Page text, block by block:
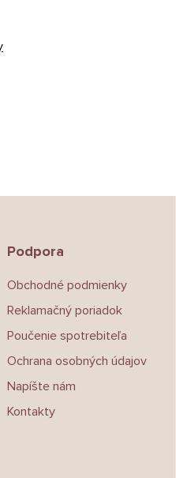
Podpora
Obchodné podmienky
Reklamačný poriadok
Poučenie spotrebiteľa
Ochrana osobných údajov
Napíšte nám
Kontakty